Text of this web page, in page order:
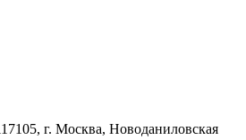
г. Москва, Новоданиловская